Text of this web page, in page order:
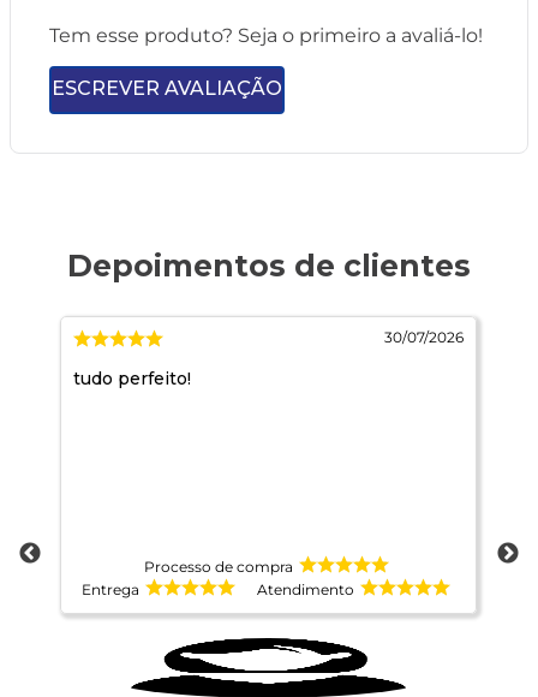
Tem esse produto? Seja o primeiro a avaliá-lo!
ESCREVER AVALIAÇÃO
30/07/2026
tudo perfeito!
Processo de compra
Entrega
Atendimento